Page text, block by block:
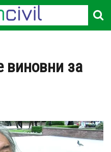
виновни за